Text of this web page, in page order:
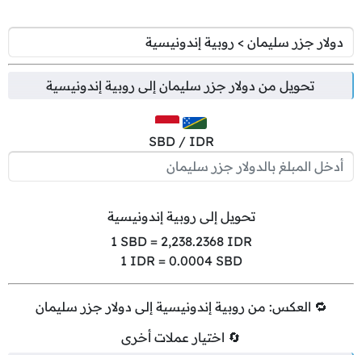
تحويل من دولار جزر سليمان إلى روبية إندونيسية
SBD / IDR
تحويل إلى روبية إندونيسية
1 SBD = 2,238.2368IDR
1 IDR = 0.0004SBD
🔁 العكس: من روبية إندونيسية إلى دولار جزر سليمان
🔄 اختيار عملات أخرى